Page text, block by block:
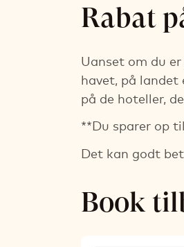
Spar op til 20% på
Rabat
Uanset om du
havet, på landet
på de hoteller,
**Du sparer op
Det kan godt
Book